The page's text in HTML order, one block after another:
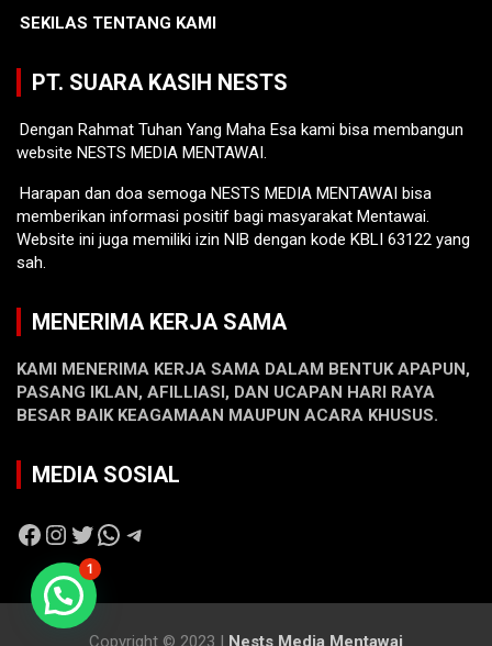
SEKILAS TENTANG KAMI
PT. SUARA KASIH NESTS
Dengan Rahmat Tuhan Yang Maha Esa kami bisa membangun
website NESTS MEDIA MENTAWAI.
Harapan dan doa semoga NESTS MEDIA MENTAWAI bisa
memberikan informasi positif bagi masyarakat Mentawai.
Website ini juga memiliki izin NIB dengan kode KBLI 63122 yang
sah.
MENERIMA KERJA SAMA
KAMI MENERIMA KERJA SAMA DALAM BENTUK APAPUN,
PASANG IKLAN, AFILLIASI, DAN UCAPAN HARI RAYA
BESAR BAIK KEAGAMAAN MAUPUN ACARA KHUSUS.
MEDIA SOSIAL
Facebook
Instagram
Twitter
WhatsApp
Telegram
Copyright © 2023 | Nests Media Mentawai
1